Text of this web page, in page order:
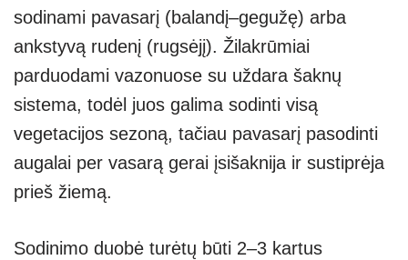
sodinami pavasarį (balandį–gegužę) arba
ankstyvą rudenį (rugsėjį). Žilakrūmiai
parduodami vazonuose su uždara šaknų
sistema, todėl juos galima sodinti visą
vegetacijos sezoną, tačiau pavasarį pasodinti
augalai per vasarą gerai įsišaknija ir sustiprėja
prieš žiemą.
Sodinimo duobė turėtų būti 2–3 kartus